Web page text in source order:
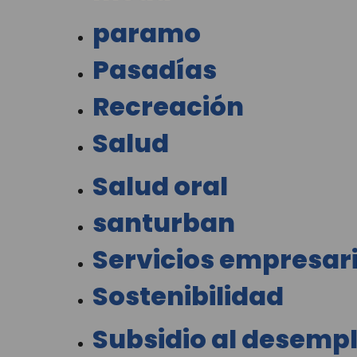
paramo
Pasadías
Recreación
Salud
Salud oral
santurban
Servicios
Sostenibilidad
Subsidio al